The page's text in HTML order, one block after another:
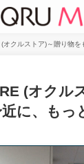
オクルストア)～贈り物
(オクル
に、もっ